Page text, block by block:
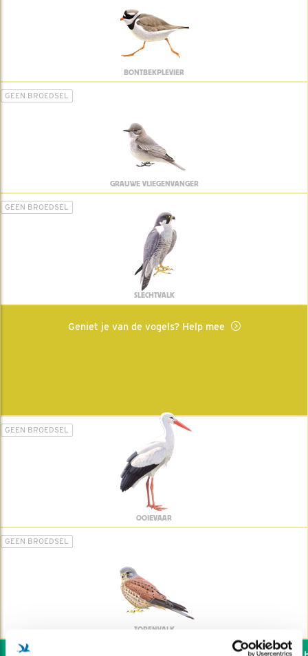
BONTBEKPLEVIER
GEEN BROEDSEL
GRAUWE VLIEGENVANGER
GEEN BROEDSEL
SLECHTVALK
Geniet je van de vogels? Help mee
GEEN BROEDSEL
OOIEVAAR
GEEN BROEDSEL
TORENVALK